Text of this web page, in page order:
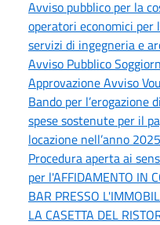
Avviso pubblico per la
operatori economici
servizi di ingegneria e
Avviso Pubblico
Approvazione Avviso
Bando per l’erogazione
spese sostenute per il
locazione nell’anno 2025
Procedura aperta ai
per l'AFFIDAMENTO IN
BAR PRESSO
LA CASETTA DEL